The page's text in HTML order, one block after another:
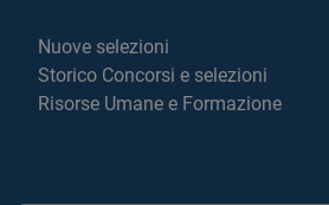
Nuove selezioni
Storico Concorsi e selezioni
Risorse Umane e Formazione